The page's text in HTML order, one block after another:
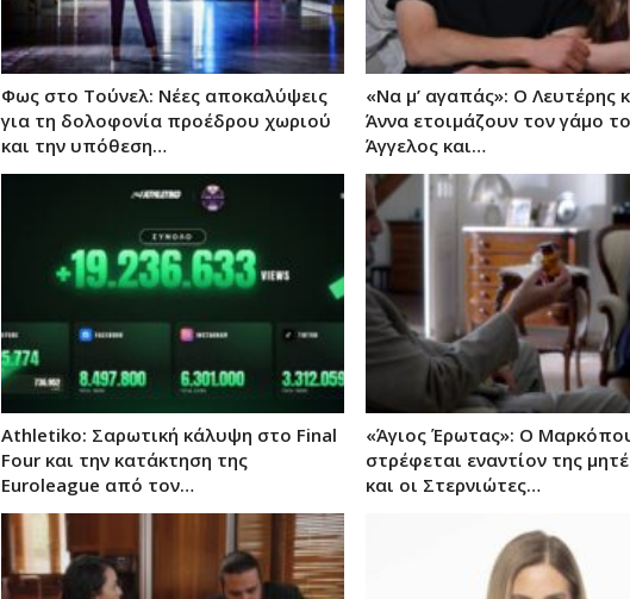
Φως στο Τούνελ: Νέες αποκαλύψεις
για τη δολοφονία προέδρου χωριού
και την υπόθεση…
«Να μ’ αγαπάς»: Ο Λευτέρης
Άννα ετοιμάζουν τον γάμο
Άγγελος και…
Athletiko: Σαρωτική κάλυψη στο Final
Four και την κατάκτηση της
Euroleague από τον…
«Άγιος Έρωτας»: Ο
στρέφεται εναντίον της
και οι Στερνιώτες…